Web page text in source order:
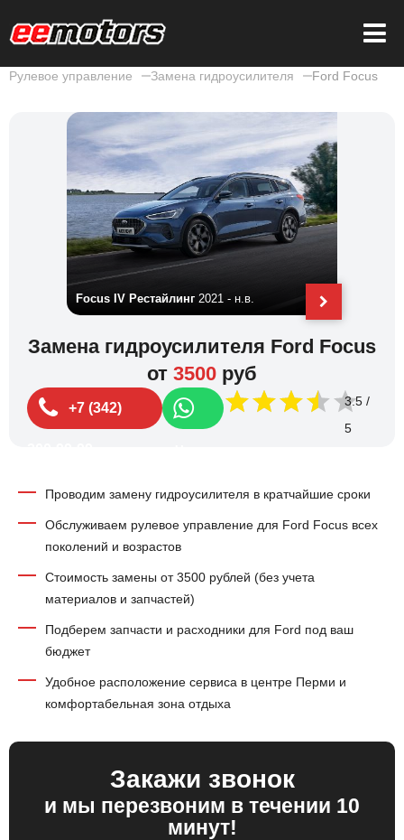
Рулевое управление Замена гидроусилителя Ford Focus
Focus IV Рестайлинг 2021 - н.в.
Замена гидроусилителя Ford Focus
от 3500 руб
+7 (342) 3.5
Проводим замену гидроусилителя в кратчайшие сроки
Обслуживаем рулевое управление для Ford Focus всех
поколений и возрастов
Стоимость замены от 3500 рублей (без учета
материалов и запчастей)
Подберем запчасти и расходники для Ford под ваш
бюджет
Удобное расположение сервиса в центре Перми и
комфортабельная зона отдыха
Закажи звонок
и мы перезвоним в течении 10
минут!